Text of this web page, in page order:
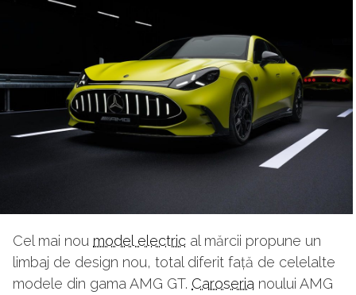
Cel mai nou model electric al mărcii propune un
limbaj de design nou, total diferit față de celelalte
modele din gama AMG GT. Caroseria noului AMG